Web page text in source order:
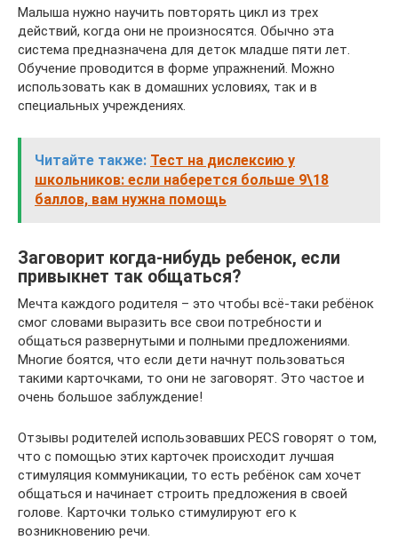
Малыша нужно научить повторять цикл из трех
действий, когда они не произносятся. Обычно эта
система предназначена для деток младше пяти лет.
Обучение проводится в форме упражнений. Можно
использовать как в домашних условиях, так и в
специальных учреждениях.
Читайте также: Тест на дислексию у
школьников: если наберется больше 9\18
баллов, вам нужна помощь
Заговорит когда-нибудь ребенок, если
привыкнет так общаться?
Мечта каждого родителя – это чтобы всё-таки ребёнок
смог словами выразить все свои потребности и
общаться развернутыми и полными предложениями.
Многие боятся, что если дети начнут пользоваться
такими карточками, то они не заговорят. Это частое и
очень большое заблуждение!
Отзывы родителей использовавших PECS говорят о том,
что с помощью этих карточек происходит лучшая
стимуляция коммуникации, то есть ребёнок сам хочет
общаться и начинает строить предложения в своей
голове. Карточки только стимулируют его к
возникновению речи.